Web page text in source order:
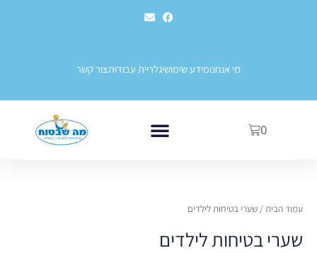
מי אנחנומידע שימושיגלריית עבודותצור קשר
F
a
o
E
n
o
0
עגלת
עמוד הבית/ שערי בטיחות לילדים
שערי בטיחות לילדים